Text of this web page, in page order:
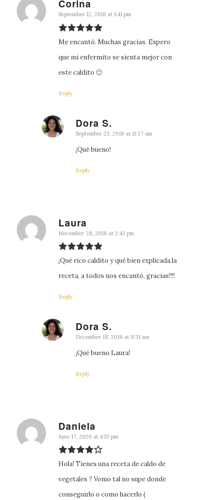
Corina
says:
September 12, 2018 at 1:41 pm
Me encantó. Muchas gracias. Espero
que mi enfermito se sienta mejor con
este caldito 🙂
Reply
Dora S.
says:
September 23, 2018 at 11:37 am
¡Qué bueno!
Reply
Laura
says:
November 28, 2018 at 2:43 pm
¡Qué rico caldito y qué bien explicada la
receta, a todos nos encantó, gracias!!!!
Reply
Dora S.
says:
December 18, 2018 at 8:31 am
¡Qué bueno Laura!
Reply
Daniela
says:
June 17, 2020 at 4:53 pm
Hola! Tienes una receta de caldo de
vegetales ? Vomo tal no supe donde
conseguirlo o como hacerlo (